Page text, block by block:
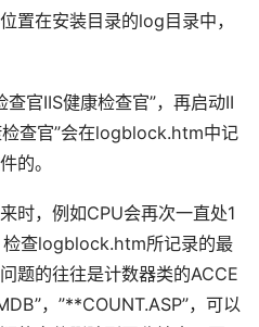
置在安装目录的log目录中，
官IIS健康检查官”，再启动II
检查官”会在logblock.htm中记
的。
时，例如CPU会再次一直处1
检查logblock.htm所记录的最
题的往往是计数器类的ACCE
，”**COUNT.ASP”，可以